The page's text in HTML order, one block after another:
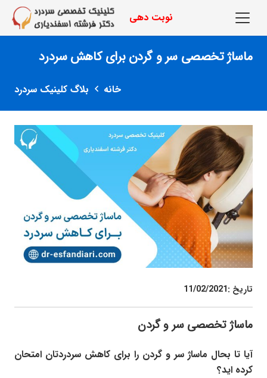
نوبت دهی
ماساژ تخصصی سر و گردن برای کاهش سردرد
خانه بلاگ کلینیک سردرد
تاریخ :11/02/2021
ماساژ تخصصی سر و گردن
آیا تا بحال ماساژ سر و گردن را برای کاهش سردردتان امتحان
کرده اید؟